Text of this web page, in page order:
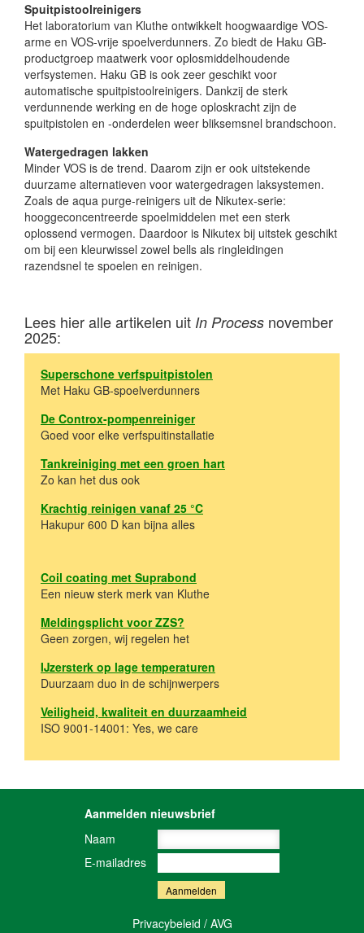
Spuitpistoolreinigers
Het laboratorium van Kluthe ontwikkelt hoogwaardige VOS-
arme en VOS-vrije spoelverdunners. Zo biedt de Haku GB-
productgroep maatwerk voor oplosmiddelhoudende
verfsystemen. Haku GB is ook zeer geschikt voor
automatische spuitpistoolreinigers. Dankzij de sterk
verdunnende werking en de hoge oploskracht zijn de
spuitpistolen en -onderdelen weer bliksemsnel brandschoon.
Watergedragen lakken
Minder VOS is de trend. Daarom zijn er ook uitstekende
duurzame alternatieven voor watergedragen laksystemen.
Zoals de aqua purge-reinigers uit de Nikutex-serie:
hooggeconcentreerde spoelmiddelen met een sterk
oplossend vermogen. Daardoor is Nikutex bij uitstek geschikt
om bij een kleurwissel zowel bells als ringleidingen
razendsnel te spoelen en reinigen.
Lees hier alle artikelen uit In Process november
2025:
Superschone verfspuitpistolen
Met Haku GB-spoelverdunners
De Controx-pompenreiniger
Goed voor elke verfspuitinstallatie
Tankreiniging met een groen hart
Zo kan het dus ook
Krachtig reinigen vanaf 25 °C
Hakupur 600 D kan bijna alles
Coil coating met Suprabond
Een nieuw sterk merk van Kluthe
Meldingsplicht voor ZZS?
Geen zorgen, wij regelen het
IJzersterk op lage temperaturen
Duurzaam duo in de schijnwerpers
Veiligheid, kwaliteit en duurzaamheid
ISO 9001-14001: Yes, we care
Aanmelden nieuwsbrief
Naam
E-mailadres
Privacybeleid / AVG